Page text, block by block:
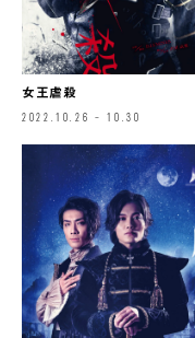
女王虐殺
2022.10.26 – 10.30